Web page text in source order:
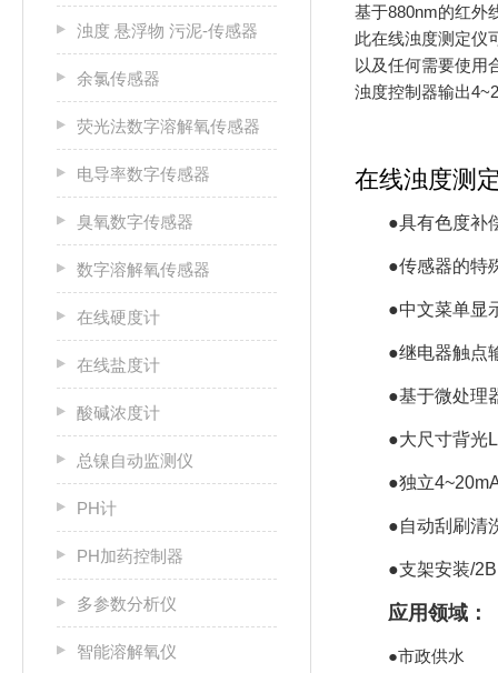
浊度 悬浮物 污泥-传感器
余氯传感器
荧光法数字溶解氧传感器
电导率数字传感器
臭氧数字传感器
数字溶解氧传感器
在线硬度计
在线盐度计
酸碱浓度计
总镍自动监测仪
PH计
PH加药控制器
多参数分析仪
智能溶解氧仪
基于880nm的红外
此在线浊度测定仪
以及任何需要使用
浊度控制器输出
在线浊度测
●具有色度补
●传感器的特
●中文菜单显
●继电器触点
●基于微处理
●大尺寸背光
●独立
●自动刮刷清
●支架安装/
应用领域：
●市政供水